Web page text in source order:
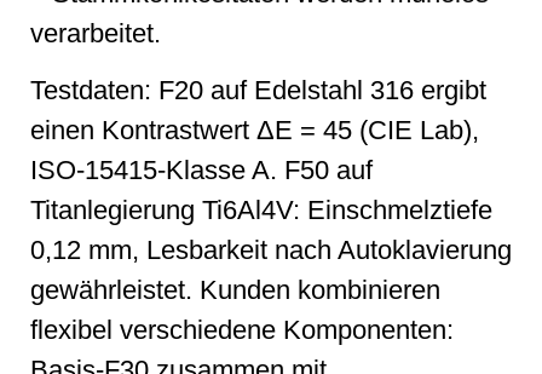
verarbeitet.
Testdaten: F20 auf Edelstahl 316 ergibt
einen Kontrastwert ΔE = 45 (CIE Lab),
ISO-15415-Klasse A. F50 auf
Titanlegierung Ti6Al4V: Einschmelztiefe
0,12 mm, Lesbarkeit nach Autoklavierung
gewährleistet. Kunden kombinieren
flexibel verschiedene Komponenten: